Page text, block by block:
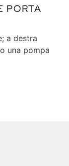
PORTA
a destra
una pompa